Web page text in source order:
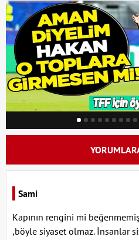
Sami
Kapının rengini mi
,böyle siyaset olmaz. İnsanlar